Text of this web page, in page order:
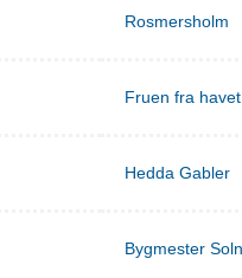
Rosmersholm
Fruen fra havet
Hedda Gabler
Bygmester